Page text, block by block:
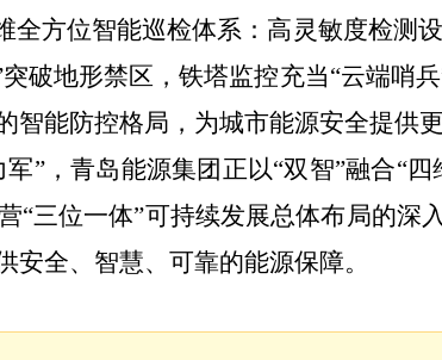
全方位智能巡检体系：高灵敏度检测
破地形禁区，铁塔监控充当“云端哨
能防控格局，为城市能源安全提供
”，青岛能源集团正以“双智”融合“
三位一体”可持续发展总体布局的深
全、智慧、可靠的能源保障。